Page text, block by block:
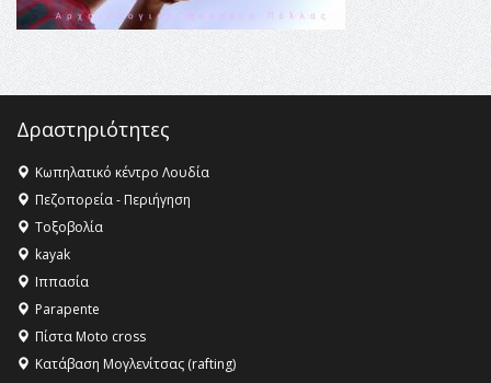
16:18 -ΕΝΟΡΙΑΚΕΣ ΚΑΛΟΚΑΙΡΙΝΕΣ ΔΡΑΣΕΙΣ ΓΙΑ ΠΑΙΔΙΑ
ΣΤΗΝ ΕΔΕΣΣΑ
Δραστηριότητες
Κωπηλατικό κέντρο Λουδία
Πεζοπορεία - Περιήγηση
Τοξοβολία
kayak
Ιππασία
Parapente
Πίστα Moto cross
Κατάβαση Μογλενίτσας (rafting)